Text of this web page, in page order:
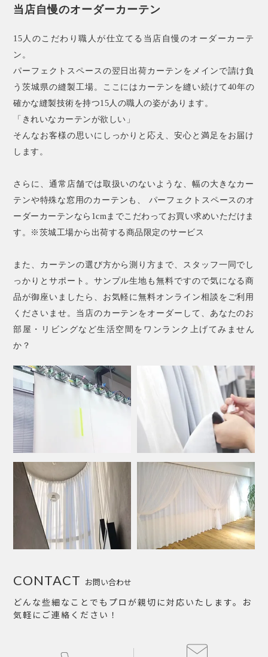
当店自慢のオーダーカーテン
15人のこだわり職人が仕立てる当店自慢のオーダーカーテ
ン。
パーフェクトスペースの翌日出荷カーテンをメインで請け負
う茨城県の縫製工場。ここにはカーテンを縫い続けて40年の
確かな縫製技術を持つ15人の職人の姿があります。
「きれいなカーテンが欲しい」
そんなお客様の思いにしっかりと応え、安心と満足をお届け
します。
さらに、通常店舗では取扱いのないような、幅の大きなカー
テンや特殊な窓用のカーテンも、 パーフェクトスペースのオ
ーダーカーテンなら1cmまでこだわってお買い求めいただけま
す。※茨城工場から出荷する商品限定のサービス
また、カーテンの選び方から測り方まで、スタッフ一同でし
っかりとサポート。サンプル生地も無料ですので気になる商
品が御座いましたら、お気軽に無料オンライン相談をご利用
くださいませ。当店のカーテンをオーダーして、あなたのお
部屋・リビングなど生活空間をワンランク上げてみません
か？
お問い合わせ
CONTACT
どんな些細なことでもプロが親切に対応いたします。お
気軽にご連絡ください！